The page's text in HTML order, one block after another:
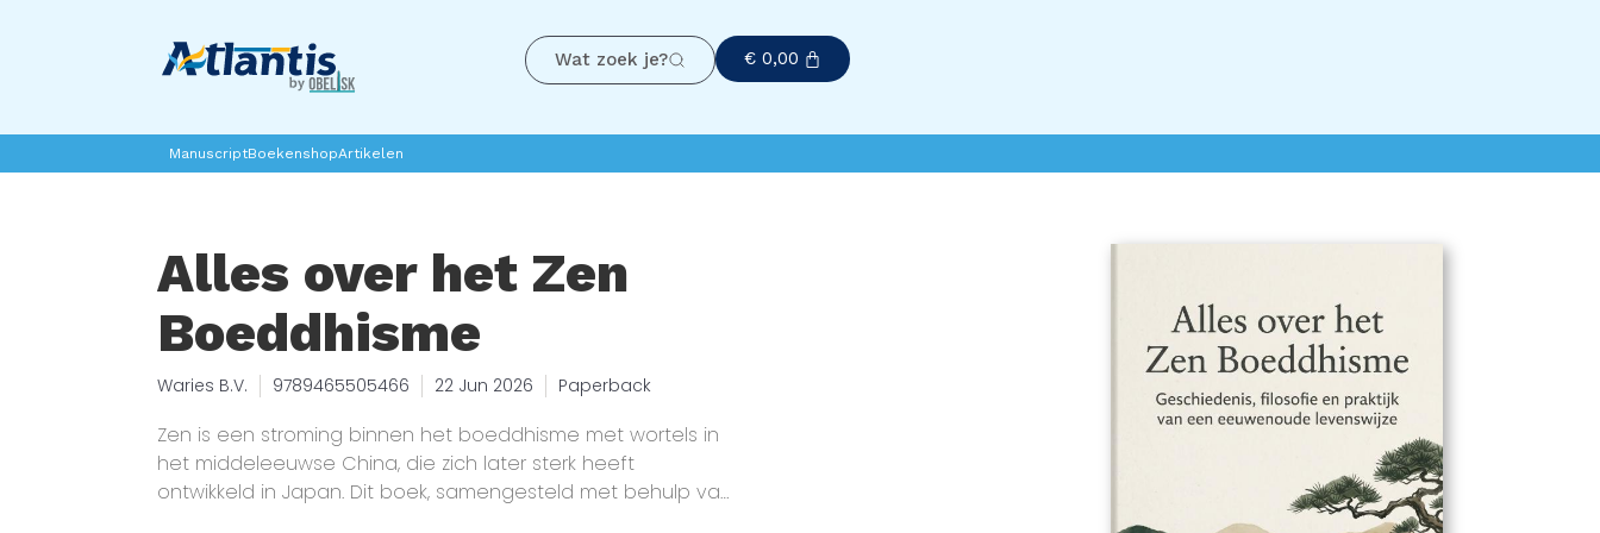
Wat zoek je? €0,00
ManuscriptBoekenshopArtikelen
Alles over het Zen
Boeddhisme
Waries B.V. 9789465505466 22 Jun 2026 Paperback
Zen is een stroming binnen het boeddhisme met wortels in
het middeleeuwse China, die zich later sterk heeft
ontwikkeld in Japan. Dit boek, samengesteld met behulp van